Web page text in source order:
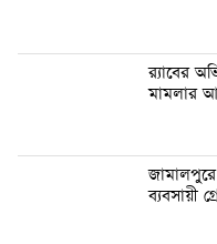
র‍্যাবের
মামলার
ব্যবসায়ী